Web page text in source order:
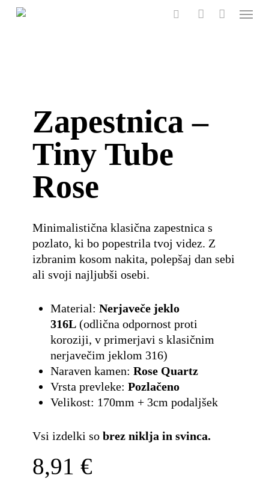
Menu
Zapestnica –
Tiny Tube
Rose
Minimalistična klasična zapestnica s
pozlato, ki bo popestrila tvoj videz. Z
izbranim kosom nakita, polepšaj dan sebi
ali svoji najljubši osebi.
Material: Nerjaveče jeklo
316L(odlična odpornost proti
koroziji, v primerjavi s klasičnim
nerjavečim jeklom 316)
Naraven kamen: Rose Quartz
Vrsta prevleke: Pozlačeno
Velikost: 170mm + 3cm podaljšek
Vsi izdelki so brez niklja in svinca.
8,91 €